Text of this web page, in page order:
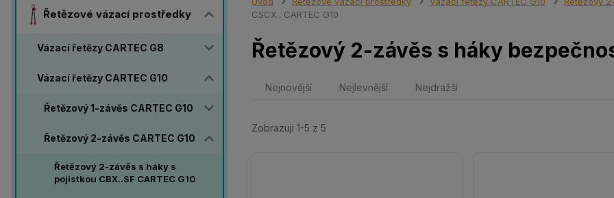
Řetězové vázací prostředky
Vázací řetězy CARTEC G8
Vázací řetězy CARTEC G10
Řetězový 1-závěs CARTEC G10
Řetězový 2-závěs CARTEC G10
Řetězový 2-závěs s háky s
pojistkou CBX..SF CARTEC G10
CSCX.. CARTEC G10
Řetězový 2-závěs s háky
Nejnovější Nejlevnější Nejdražší
Zobrazuji 1-5 z 5